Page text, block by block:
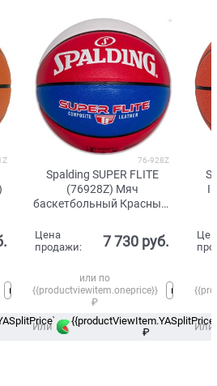
в
Сплит
76-928Z
Spalding SUPER FLITE
(76928Z) Мяч
баскетбольный Красный/
Цена
продажи:
7 730 руб.
или по
{{productviewitem.oneprice}}
₽
Или
₽
Или